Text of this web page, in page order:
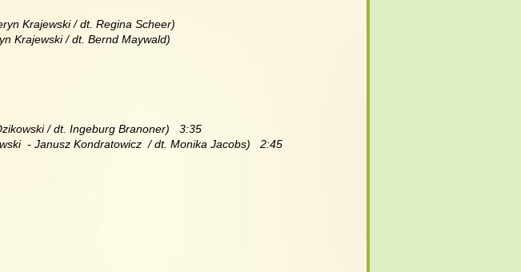
Krajewski / dt. Regina Scheer)
Krajewski / dt. Bernd Maywald)
/ dt. Ingeburg Branoner)   3:35
- Janusz Kondratowicz  / dt. Monika Jacobs)   2:45